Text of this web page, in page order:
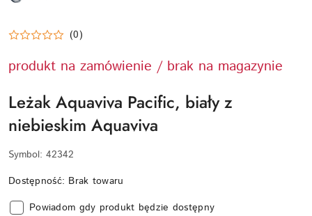
(0)
produkt na zamówienie / brak na magazynie
Leżak Aquaviva Pacific, biały z
niebieskim Aquaviva
Symbol: 42342
Dostępność: Brak towaru
Powiadom gdy produkt będzie dostępny